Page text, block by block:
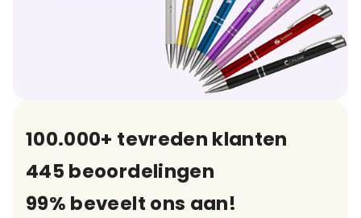
100.000+ tevreden klanten
445 beoordelingen
99% beveelt ons aan!